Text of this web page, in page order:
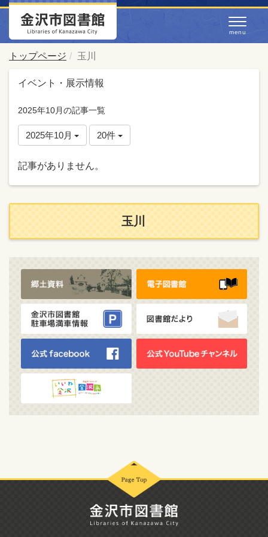
トップページ 玉川
イベント・展示情報
2025年10月の記事一覧
2025年10月 20件
記事がありません。
玉川